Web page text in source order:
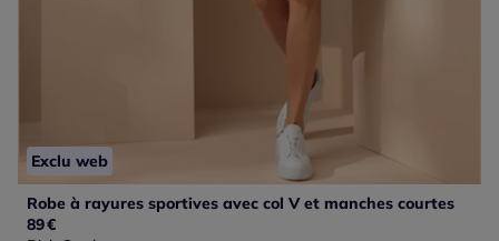
Exclu web
Robe à rayures sportives avec col V et manches courtes
89€